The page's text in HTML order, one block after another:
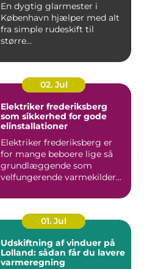
En dygtig glarmester i
København hjælper med alt
fra simple rudeskift til
større...
02. Jul
Elektriker frederiksberg
som sikkerhed for gode
elinstallationer
Elektriker frederiksberg er
for mange beboere lige så
grundlæggende som
velfungerende varmekilder
01. Jul
Udskiftning af vinduer på
Lolland: sådan får du lavere
varmeregning